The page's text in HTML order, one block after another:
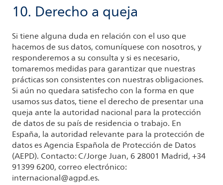
10. Derecho a queja
Si tiene alguna duda en relación con el uso que
hacemos de sus datos, comuníquese con nosotros, y
responderemos a su consulta y si es necesario,
tomaremos medidas para garantizar que nuestras
prácticas son consistentes con nuestras obligaciones.
Si aún no quedara satisfecho con la forma en que
usamos sus datos, tiene el derecho de presentar una
queja ante la autoridad nacional para la protección
de datos de su país de residencia o trabajo. En
España, la autoridad relevante para la protección de
datos es Agencia Española de Protección de Datos
(AEPD). Contacto: C/Jorge Juan, 6 28001 Madrid, +34
91399 6200, correo electrónico:
internacional@agpd.es.